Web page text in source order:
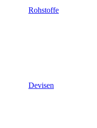
Rohstoffe
Devisen